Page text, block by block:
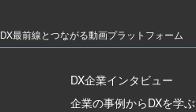
DX最前線とつながる動画プラットフォーム
DX企業インタビュー
企業の事例からDXを学ぶ